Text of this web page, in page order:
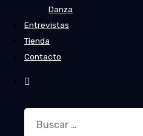
Danza
Entrevistas
Tienda
Contacto
Buscar: